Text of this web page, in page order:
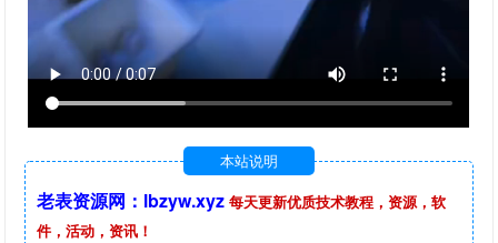
本站说明
老表资源网：lbzyw.xyz 每天更新优质技术教程，资源，软
件，活动，资讯！